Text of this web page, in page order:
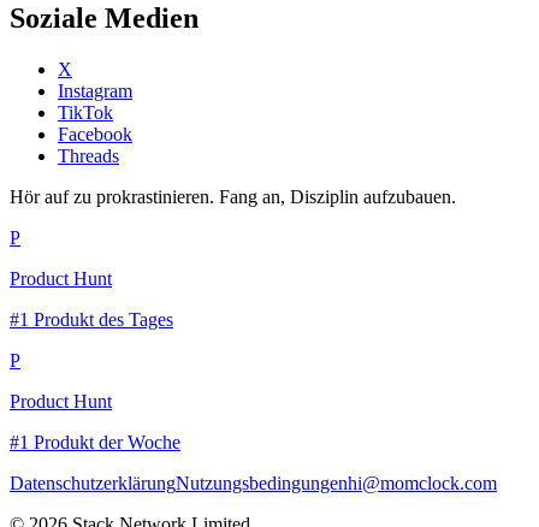
Soziale Medien
X
Instagram
TikTok
Facebook
Threads
Hör auf zu prokrastinieren. Fang an, Disziplin aufzubauen.
P
Product Hunt
#1 Produkt des Tages
P
Product Hunt
#1 Produkt der Woche
DatenschutzerklärungNutzungsbedingungenhi@momclock.com